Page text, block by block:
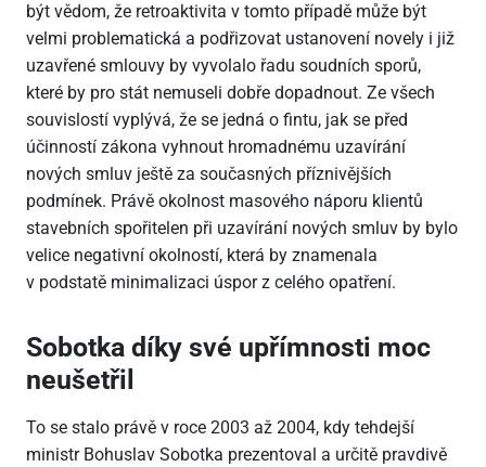
být vědom, že retroaktivita v tomto případě může být
velmi problematická a podřizovat ustanovení novely i již
uzavřené smlouvy by vyvolalo řadu soudních sporů,
které by pro stát nemuseli dobře dopadnout. Ze všech
souvislostí vyplývá, že se jedná o fintu, jak se před
účinností zákona vyhnout hromadnému uzavírání
nových smluv ještě za současných příznivějších
podmínek. Právě okolnost masového náporu klientů
stavebních spořitelen při uzavírání nových smluv by bylo
velice negativní okolností, která by znamenala
v podstatě minimalizaci úspor z celého opatření.
Sobotka díky své upřímnosti moc
neušetřil
To se stalo právě v roce 2003 až 2004, kdy tehdejší
ministr Bohuslav Sobotka prezentoval a určitě pravdivě